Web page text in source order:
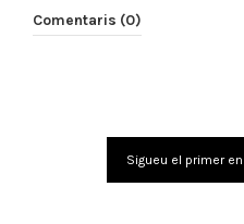
Comentaris (0)
Sigueu el primer